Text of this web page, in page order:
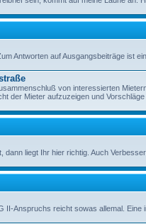
Antworten auf Ausgangsbeiträge ist
von interessierten
der Mieter aufzuzeigen und
liegt Ihr hier richtig. Auch
II-Anspruchs reicht sowas allemal. Eine